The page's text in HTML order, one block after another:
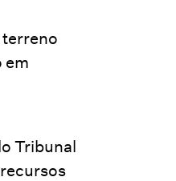
terreno
em
Tribunal